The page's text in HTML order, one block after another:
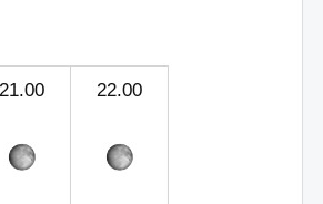
21.00 22.00